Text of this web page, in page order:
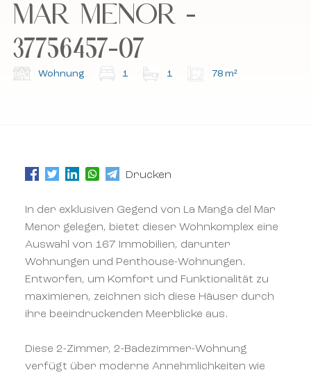
Geschäftsbedingungen.
Abonnieren Sie unseren Newsletter.
Geschäftsbedingungen.
Abonnieren Sie unseren Newsletter.
MAR MENOR -
37756457-07
Wohnung 1 1 78 m²
Drucken
In der exklusiven Gegend von La Manga del Mar
Menor gelegen, bietet dieser Wohnkomplex eine
Auswahl von 167 Immobilien, darunter
Wohnungen und Penthouse-Wohnungen.
Entworfen, um Komfort und Funktionalität zu
maximieren, zeichnen sich diese Häuser durch
ihre beeindruckenden Meerblicke aus.
Diese 2-Zimmer, 2-Badezimmer-Wohnung
verfügt über moderne Annehmlichkeiten wie